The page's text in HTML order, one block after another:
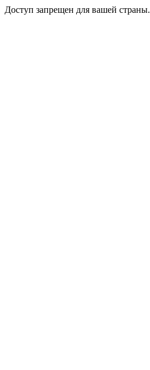
Доступ запрещен для вашей страны.